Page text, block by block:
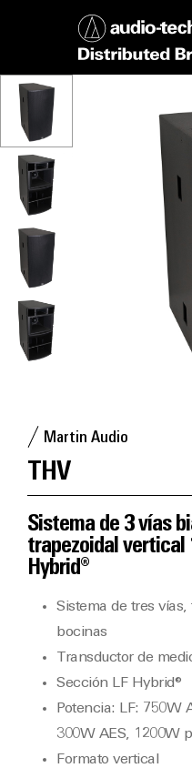
Martin Audio
THV
Sistema de 3 vías
trapezoidal vertical
Hybrid®
Sistema de tres
bocinas
Transductor de
Sección LF Hybrid®
Potencia: LF: 750W
300W AES, 1200W
Formato vertical